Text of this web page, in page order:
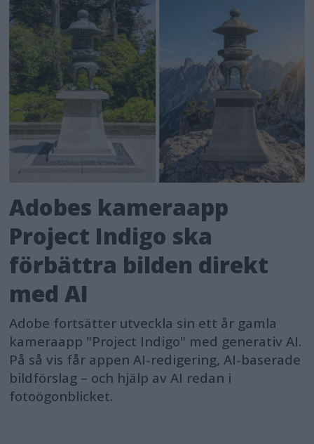
Adobes kameraapp
Project Indigo ska
förbättra bilden direkt
med AI
Adobe fortsätter utveckla sin ett år gamla
kameraapp "Project Indigo" med generativ AI.
På så vis får appen AI-redigering, AI-baserade
bildförslag – och hjälp av AI redan i
fotoögonblicket.